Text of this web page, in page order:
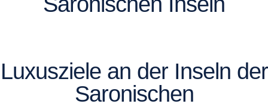
Luxusziele an der Inseln der
Saronischen